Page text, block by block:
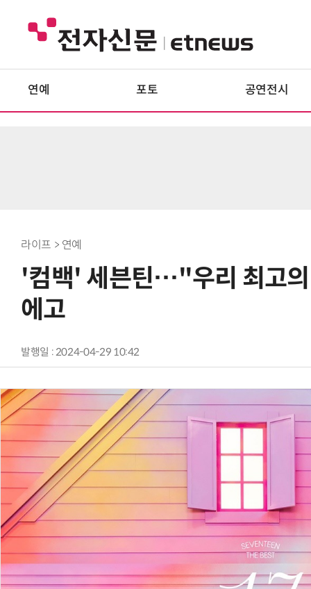
연예 포토 공연전시
라이프 > 연예
'컴백' 세븐틴…"우리 최고
에고
발행일 : 2024-04-29 10:42
양자컴퓨팅 비즈니스·기술 입문 1-Day